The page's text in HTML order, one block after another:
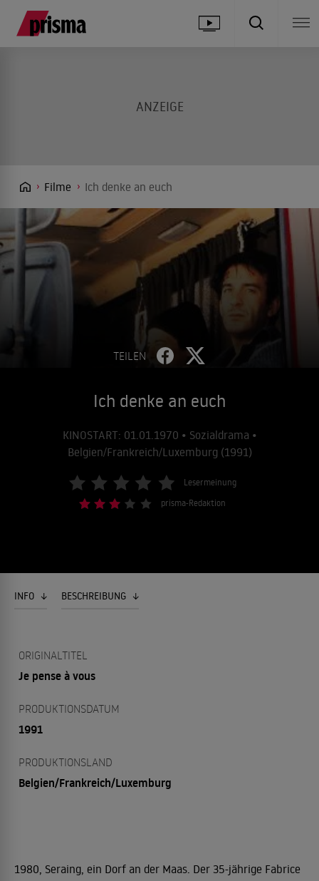
Filme Ich denke an euch
TEILEN
Ich denke an euch
KINOSTART: 01.01.1970 • Sozialdrama •
Belgien/Frankreich/Luxemburg (1991)
Lesermeinung
prisma-Redaktion
INFO BESCHREIBUNG
ORIGINALTITEL
Je pense à vous
PRODUKTIONSDATUM
1991
PRODUKTIONSLAND
Belgien/Frankreich/Luxemburg
1980, Seraing, ein Dorf an der Maas. Der 35-jährige Fabrice